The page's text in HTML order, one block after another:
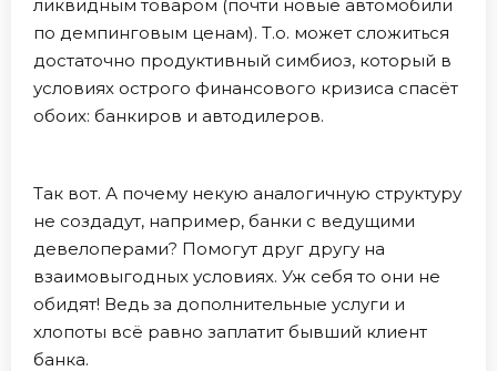
ликвидным товаром (почти новые автомобили
по демпинговым ценам). Т.о. может сложиться
достаточно продуктивный симбиоз, который в
условиях острого финансового кризиса спасёт
обоих: банкиров и автодилеров.
Так вот. А почему некую аналогичную структуру
не создадут, например, банки с ведущими
девелоперами? Помогут друг другу на
взаимовыгодных условиях. Уж себя то они не
обидят! Ведь за дополнительные услуги и
хлопоты всё равно заплатит бывший клиент
банка.